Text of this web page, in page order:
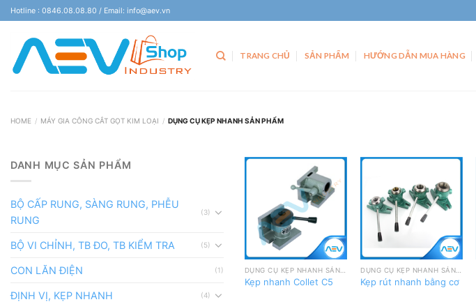
Skip
to
content
Hotline : 0846.08.08.80 / Email: info@aev.vn
TRANG CHỦ SẢN PHẨM HƯỚNG DẪN MUA HÀNG
HOME / MÁY GIA CÔNG CẮT GỌT KIM LOẠI / DỤNG CỤ KẸP NHANH SẢN PHẨM
DANH MỤC SẢN PHẨM
BỘ CẤP RUNG, SÀNG RUNG, PHỄU
RUNG
(3)
BỘ VI CHỈNH, TB ĐO, TB KIỂM TRA (5)
CON LĂN ĐIỆN (1)
ĐỊNH VỊ, KẸP NHANH (4)
Add
to
wishlist
Kẹp nhanh Collet C5
Add
to
wishlist
Kẹp rút nhanh bằng cơ